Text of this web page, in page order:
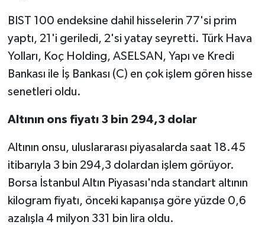
BIST 100 endeksine dahil hisselerin 77'si prim
yaptı, 21'i geriledi, 2'si yatay seyretti. Türk Hava
Yolları, Koç Holding, ASELSAN, Yapı ve Kredi
Bankası ile İş Bankası (C) en çok işlem gören hisse
senetleri oldu.
Altının ons fiyatı 3 bin 294,3 dolar
Altının onsu, uluslararası piyasalarda saat 18.45
itibarıyla 3 bin 294,3 dolardan işlem görüyor.
Borsa İstanbul Altın Piyasası'nda standart altının
kilogram fiyatı, önceki kapanışa göre yüzde 0,6
azalışla 4 milyon 331 bin lira oldu.